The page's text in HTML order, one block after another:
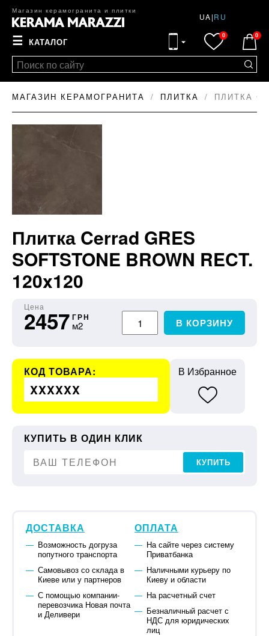
Магазин керамогранита и плитки
UA|RU
☰ КАТАЛОГ
0 0
МАГАЗИН КЕРАМОГРАНИТА ПЛИТКА ПЛИТКА
Плитка Cerrad GRES
SOFTSTONE BROWN RECT.
120x120
Цена
2457 ГРН
м2 В КОРЗИНУ
КОД ТОВАРА:
XXXXXX
В Избранное
КУПИТЬ В ОДИН КЛИК
КУПИТЬ
ДОСТАВКА
Возможность догруза
попутного транспорта
Самовывоз со склада в
Киеве или у партнеров
С помощью компании-
перевозчика Новая почта
и Деливери
ОПЛАТА
На сайте через систему
Приватбанка
Наличными курьеру по
Киеву и области
На расчетный счет
Безналичный расчет с
НДС для юридических
лиц